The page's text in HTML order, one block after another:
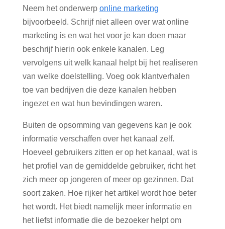
Neem het onderwerp online marketing
bijvoorbeeld. Schrijf niet alleen over wat online
marketing is en wat het voor je kan doen maar
beschrijf hierin ook enkele kanalen. Leg
vervolgens uit welk kanaal helpt bij het realiseren
van welke doelstelling. Voeg ook klantverhalen
toe van bedrijven die deze kanalen hebben
ingezet en wat hun bevindingen waren.
Buiten de opsomming van gegevens kan je ook
informatie verschaffen over het kanaal zelf.
Hoeveel gebruikers zitten er op het kanaal, wat is
het profiel van de gemiddelde gebruiker, richt het
zich meer op jongeren of meer op gezinnen. Dat
soort zaken. Hoe rijker het artikel wordt hoe beter
het wordt. Het biedt namelijk meer informatie en
het liefst informatie die de bezoeker helpt om